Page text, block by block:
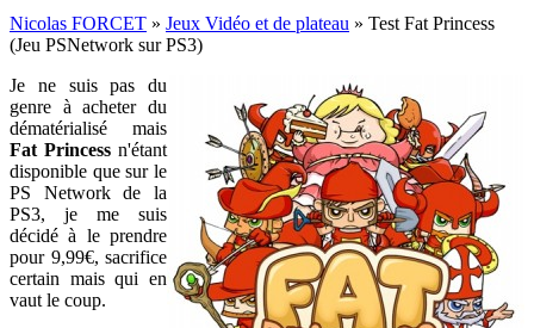
Nicolas FORCET » Jeux Vidéo et de plateau » Test Fat Princess
(Jeu PSNetwork sur PS3)
Je ne suis pas du
genre à acheter du
dématérialisé mais
Fat Princess n'étant
disponible que sur le
PS Network de la
PS3, je me suis
décidé à le prendre
pour 9,99€, sacrifice
certain mais qui en
vaut le coup.